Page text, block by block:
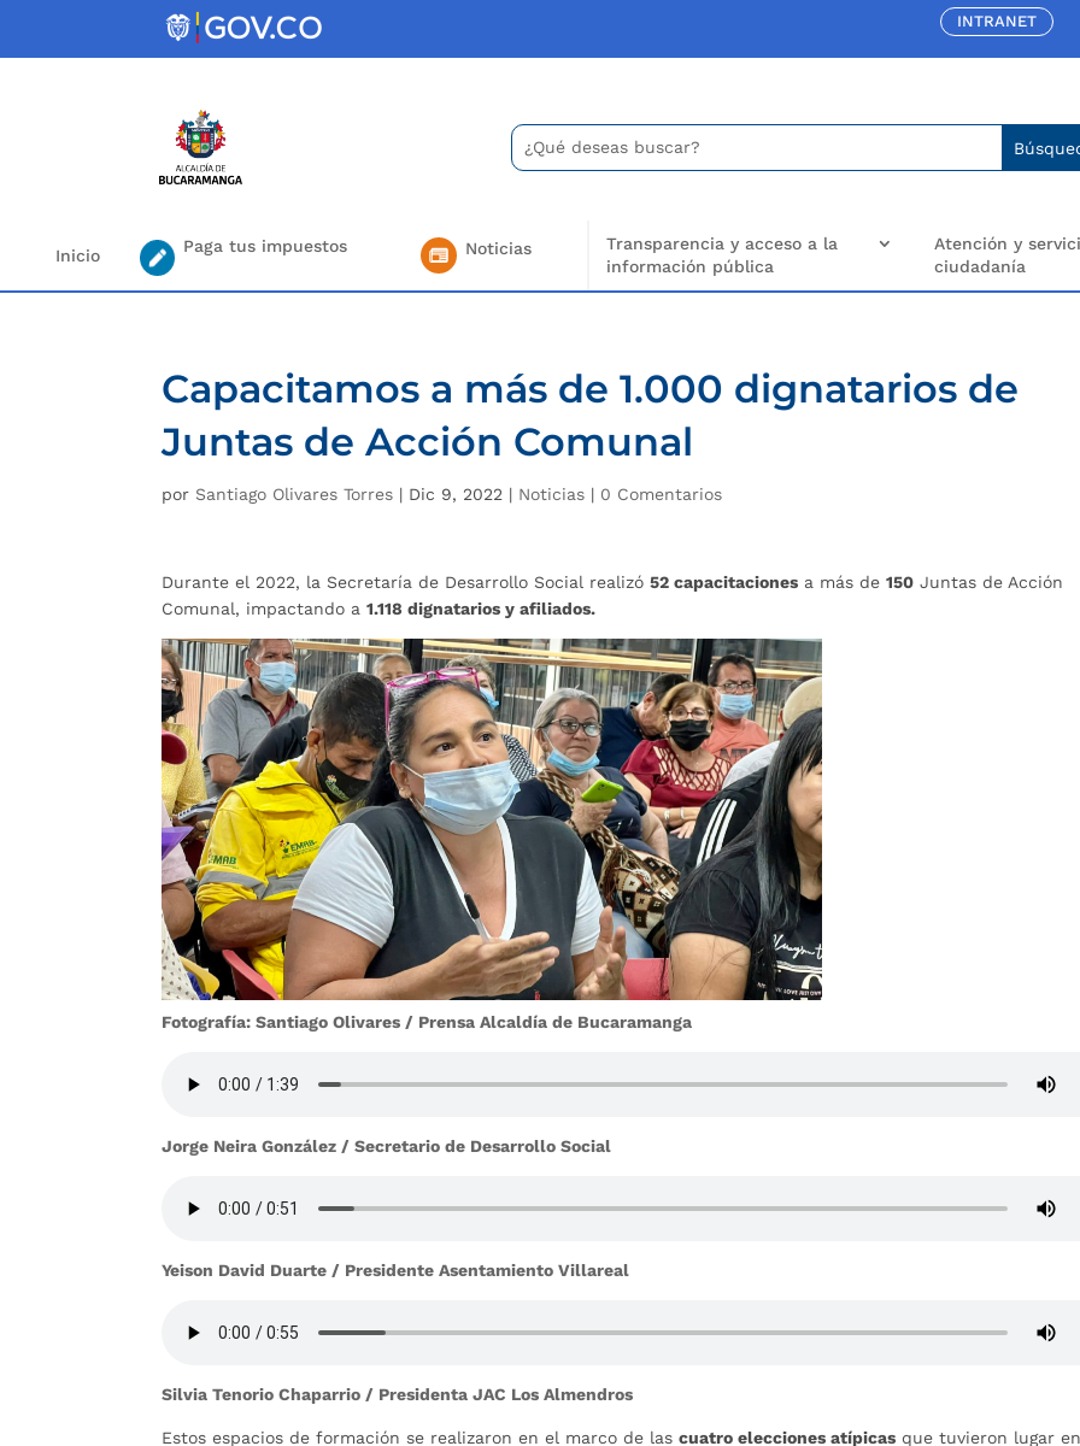
INTRANET
Buscar:
Search
for...
Inicio Paga tus impuestos Noticias
Transparencia y acceso a la
información pública
Atención y
ciudadanía
Capacitamos a más de 1.000 dignatarios de
Juntas de Acción Comunal
por Santiago Olivares Torres | Dic 9, 2022 | Noticias | 0 Comentarios
Durante el 2022, la Secretaría de Desarrollo Social realizó52 capacitaciones a más de150 Juntas de Acción
Comunal, impactando a1.118 dignatarios y afiliados.
Fotografía: Santiago Olivares / Prensa Alcaldía de Bucaramanga
Jorge Neira González / Secretario de Desarrollo Social
Yeison David Duarte / Presidente Asentamiento Villareal
Silvia Tenorio Chaparrio / Presidenta JAC Los Almendros
Estos espacios de formación se realizaron en el marco de lascuatro elecciones atípicas que tuvieron lugar